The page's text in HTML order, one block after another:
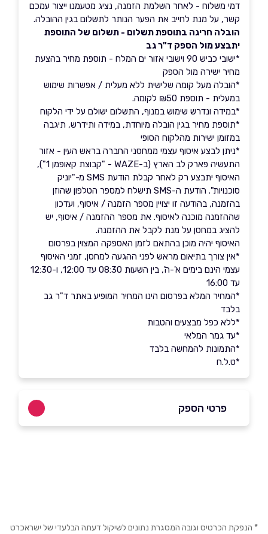
דמי משלוח - לאחר השלמת הזמנה, נציג מטעמנו ייצור עמכם
קשר, על מנת לחייב את הפער הנותר לתשלום בגין ההובלה.
הובלה חריגה בתוספת תשלום - תשלום של התוספת
יתבצע מול הספק ד"ר גב
*ישובי כביש 90 וישובי אזור ים המלח - תוספת מחיר בהצעת
מחיר ישירה מול הספק
*הובלה מעל קומה שלישית ללא מעלית / אפשרות שימוש
במעלית - תוספת ₪50 לקומה.
*במידה ונדרש שימוש במנוף, התשלום ישולם על ידי הלקוח
*תוספת מחיר בגין הובלה מיוחדת, במידה ותידרש, תיגבה
במזומן ישירות מהלקוח הסופי
*ניתן לבצע איסוף עצמי ממחסני החברה בראש העין - אזור
התעשיה פארק לב הארץ (ב-WAZE - "קבוצת קאופמן 1"),
האיסוף יתבצע רק לאחר קבלת הודעת SMS מ-"יוניק
סוכנויות". הודעת ה-SMS תישלח למספר הטלפון שהוזן
בהזמנה, בהודעה זו יצויין מספר הזמנה / איסוף, ועדכון
שההזמנה מוכנה לאיסוף. את מספר ההזמנה / איסוף, יש
להציג במחסן על מנת לקבל את ההזמנה.
האיסוף יהיה מוכן בהתאם לזמן האספקה המצוין בפרסום
*אין צורך בתיאום מראש לפני ההגעה למחסן, זמני האיסוף
עצמי הינם בימים א'-ה', בין השעות 08:30 עד 12:00, ו-12:30
עד 16:00
*המחיר המלא בפרסום הינו המחיר המופיע באתר ד"ר גב
בלבד
*ללא כפל מבצעים והטבות
*עד גמר המלאי
*התמונות להמחשה בלבד
*ט.ל.ח
פרטי הספק
* הנפקת הכרטיס וגובה המסגרת נתונים לשיקול דעתה הבלעדי של ישראכרט